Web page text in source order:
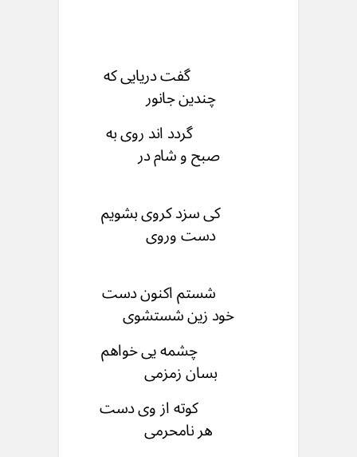
گفت دریایی که
چندین جانور
گردد اند روی به
صبح و شام در
کی سزد کروی بشویم
دست وروی
شستم اکنون دست
خود زین شستشوی
چشمه یی خواهم
بسان زمزمی
کوته از وی دست
هر نامحرمی